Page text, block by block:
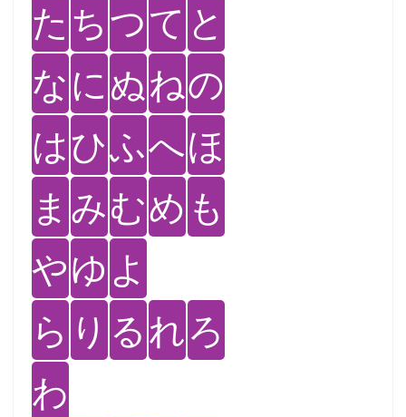
た ちつて と
なにぬねの
はひふへほ
ま みむめ も
やゆ よ
ら り るれろ
わ